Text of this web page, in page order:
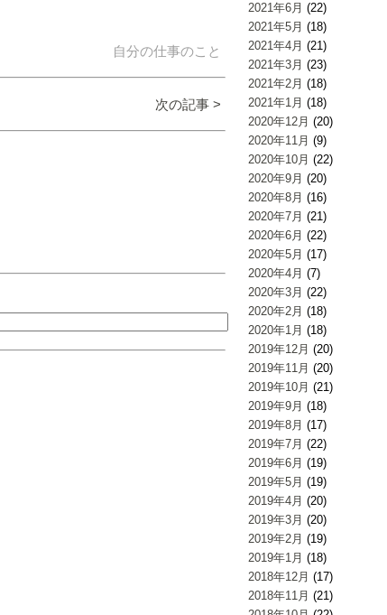
2021年6月 (22)
2021年5月 (18)
2021年4月 (21)
2021年3月 (23)
2021年2月 (18)
2021年1月 (18)
2020年12月 (20)
2020年11月 (9)
2020年10月 (22)
2020年9月 (20)
2020年8月 (16)
2020年7月 (21)
2020年6月 (22)
2020年5月 (17)
2020年4月 (7)
2020年3月 (22)
2020年2月 (18)
2020年1月 (18)
2019年12月 (20)
2019年11月 (20)
2019年10月 (21)
2019年9月 (18)
2019年8月 (17)
2019年7月 (22)
2019年6月 (19)
2019年5月 (19)
2019年4月 (20)
2019年3月 (20)
2019年2月 (19)
2019年1月 (18)
2018年12月 (17)
2018年11月 (21)
自分の仕事のこと
次の記事 >